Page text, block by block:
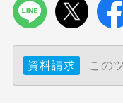
資料請求 この
おひとり様バ
ス2席利用